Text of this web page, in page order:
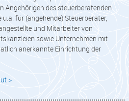
Angehörigen des steuerberatenden
für (angehende) Steuerberater,
und Mitarbeiter von
sowie Unternehmen mit
anerkannte Einrichtung der
>